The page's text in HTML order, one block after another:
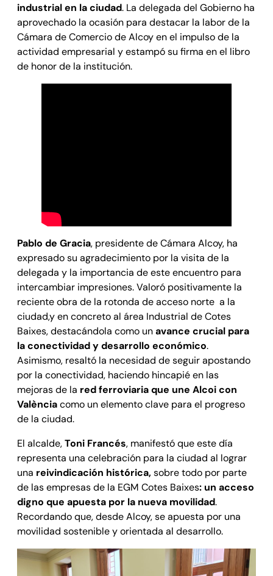
industrial en la ciudad. La delegada del Gobierno ha
aprovechado la ocasión para destacar la labor de la
Cámara de Comercio de Alcoy en el impulso de la
actividad empresarial y estampó su firma en el libro
de honor de la institución.
Pablo de Gracia, presidente de Cámara Alcoy, ha
expresado su agradecimiento por la visita de la
delegada y la importancia de este encuentro para
intercambiar impresiones. Valoró positivamente la
reciente obra de la rotonda de acceso norte a la
ciudad,y en concreto al área Industrial de Cotes
Baixes, destacándola como unavance crucial para
la conectividad y desarrollo económico.
Asimismo, resaltó la necesidad de seguir apostando
por la conectividad, haciendo hincapié en las
mejoras de la red ferroviaria que une Alcoi con
Valènciacomo un elemento clave para el progreso
de la ciudad.
El alcalde,Toni Francés, manifestó que este día
representa una celebración para la ciudad al lograr
una reivindicación histórica,sobre todo por parte
de las empresas de la EGM Cotes Baixes: un acceso
digno que apuesta por la nueva movilidad.
Recordando que, desde Alcoy, se apuesta por una
movilidad sostenible y orientada al desarrollo.